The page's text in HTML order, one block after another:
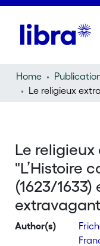
Home
Le
"L’Histoire
(1623/
Author(s)